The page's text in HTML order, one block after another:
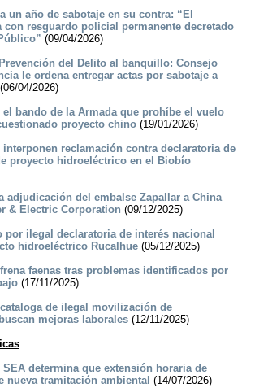
un año de sabotaje en su contra: “El
con resguardo policial permanente decretado
(09/04/2026)
del Delito al banquillo: Consejo
le ordena entregar actas por sabotaje a
(06/04/2026)
el bando de la Armada que prohíbe el vuelo
proyecto chino (19/01/2026)
interponen reclamación contra declaratoria de
proyecto hidroeléctrico en el Biobío
adjudicación del embalse Zapallar a China
& Electric Corporation (09/12/2025)
por ilegal declaratoria de interés nacional
hidroeléctrico Rucalhue (05/12/2025)
faenas tras problemas identificados por
(17/11/2025)
de ilegal movilización de
mejoras laborales (12/11/2025)
SEA determina que extensión horaria de
nueva tramitación ambiental (14/07/2026)